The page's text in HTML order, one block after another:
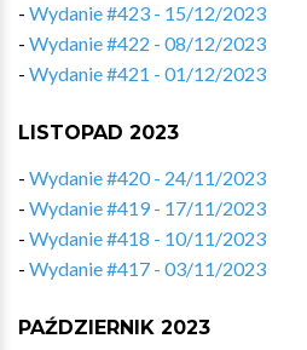
- Wydanie #423 - 15/12/2023
- Wydanie #422 - 08/12/2023
- Wydanie #421 - 01/12/2023
LISTOPAD 2023
- Wydanie #420 - 24/11/2023
- Wydanie #419 - 17/11/2023
- Wydanie #418 - 10/11/2023
- Wydanie #417 - 03/11/2023
PAŹDZIERNIK 2023